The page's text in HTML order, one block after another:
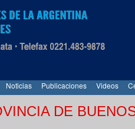
Noticias Publicaciones Videos
DE